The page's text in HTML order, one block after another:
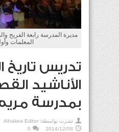
مديرة المدرسة رابعة الفريح
المعلمات
تدريس تاريخ
الأناشيد
بمدرسة
نشرت بواسطة: Alhakea Editor
2014/12/08
0